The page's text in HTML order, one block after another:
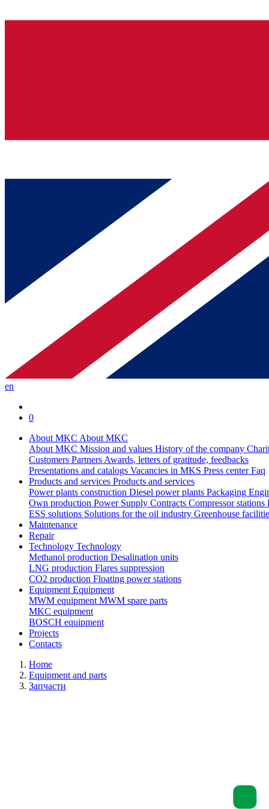
en
0
About MKC About MKC
About MKC Mission and values History of the company
Customers PartnersAwards, letters of gratitude, feedbacks
Presentations and catalogs Vacancies in MKS Press centerFaq
Products and services Products and services
Power plants construction Diesel power plants Packaging
Own production Power Supply Contracts Compressor stations
ESS solutions Solutions for the oil industry Greenhouse
Maintenance
Repair
Technology Technology
Methanol production Desalination units
LNG production Flares suppression
СО2 production Floating power stations
EquipmentEquipment
MWM equipmentMWM spare parts
MKC equipment
BOSCH equipment
Projects
Contacts
Home
Equipment and parts
Запчасти